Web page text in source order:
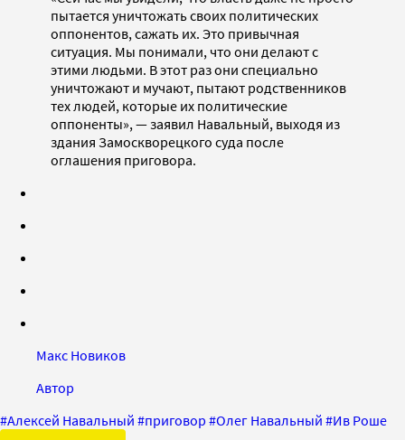
пытается уничтожать своих политических
оппонентов, сажать их. Это привычная
ситуация. Мы понимали, что они делают с
этими людьми. В этот раз они специально
уничтожают и мучают, пытают родственников
тех людей, которые их политические
оппоненты», — заявил Навальный, выходя из
здания Замоскворецкого суда после
оглашения приговора.
Макс Новиков
Автор
#Алексей Навальный #приговор #Олег Навальный #Ив Роше